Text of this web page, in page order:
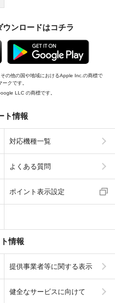
ンロードはコチラ
の他の国や地域におけるApple Inc.の商標で
クです。
LLC の商標です。
ト情報
対応機種一覧
よくある質問
ポイント表示設定
情報
提供事業者等に関する表示
健全なサービスに向けて